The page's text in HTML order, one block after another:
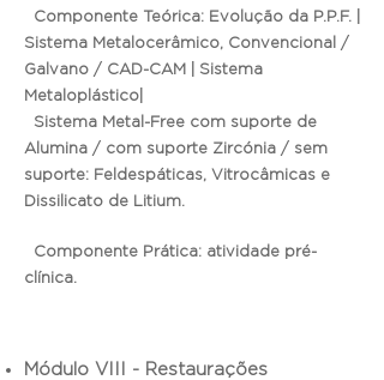
Componente Teórica: Evolução da P.P.F. |
Sistema Metalocerâmico, Convencional /
Galvano / CAD-CAM | Sistema
Metaloplástico|
Sistema Metal-Free com suporte de
Alumina / com suporte Zircónia / sem
suporte: Feldespáticas, Vitrocâmicas e
Dissilicato de Litium.
Componente Prática: atividade pré-
clínica.
Módulo VIII - Restaurações